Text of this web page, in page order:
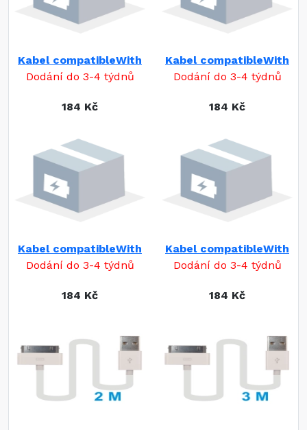
Kabel compatibleWith
Dodání do 3-4 týdnů
184 Kč
Kabel compatibleWith
Dodání do 3-4 týdnů
184 Kč
Kabel compatibleWith
Dodání do 3-4 týdnů
184 Kč
Kabel compatibleWith
Dodání do 3-4 týdnů
184 Kč